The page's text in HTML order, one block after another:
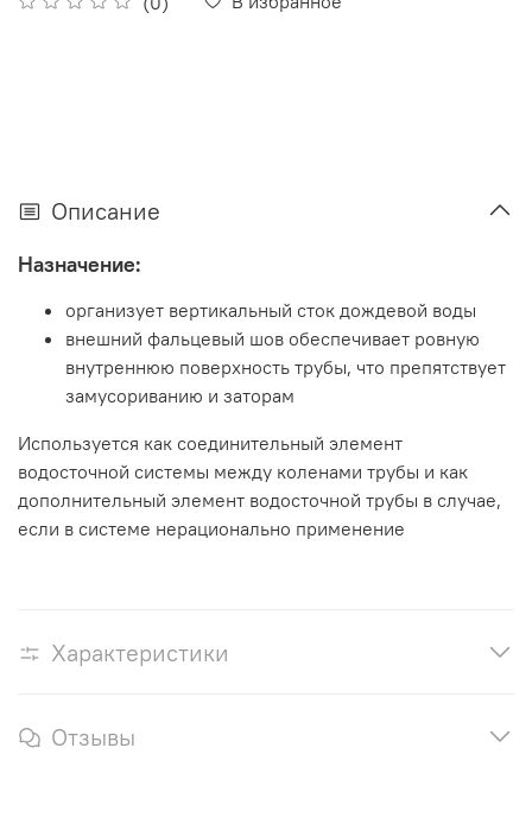
Описание
Назначение:
организует вертикальный сток дождевой воды
внешний фальцевый шов обеспечивает ровную
внутреннюю поверхность трубы, что препятствует
замусориванию и заторам
Используется как соединительный элемент
водосточной системы между коленами трубы и как
дополнительный элемент водосточной трубы в случае,
если в системе нерационально применение
Характеристики
Отзывы